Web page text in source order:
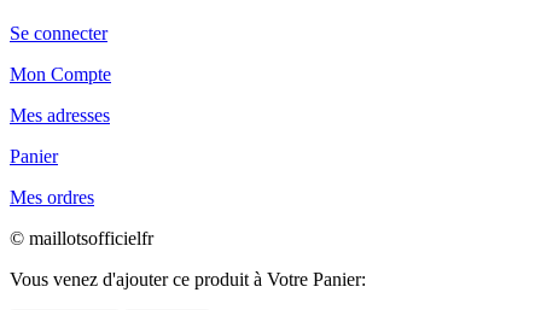
Se connecter
Mon Compte
Mes adresses
Panier
Mes ordres
© maillotsofficielfr
Vous venez d'ajouter ce produit à Votre Panier: